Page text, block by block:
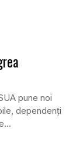
pune noi
dependenţi